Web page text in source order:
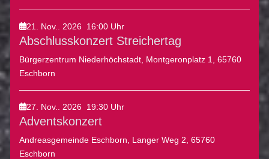
21. Nov.. 2026 16:00 Uhr
Abschlusskonzert Streichertag
Bürgerzentrum Niederhöchstadt, Montgeronplatz 1, 65760
Eschborn
27. Nov.. 2026 19:30 Uhr
Adventskonzert
Andreasgemeinde Eschborn, Langer Weg 2, 65760
Eschborn